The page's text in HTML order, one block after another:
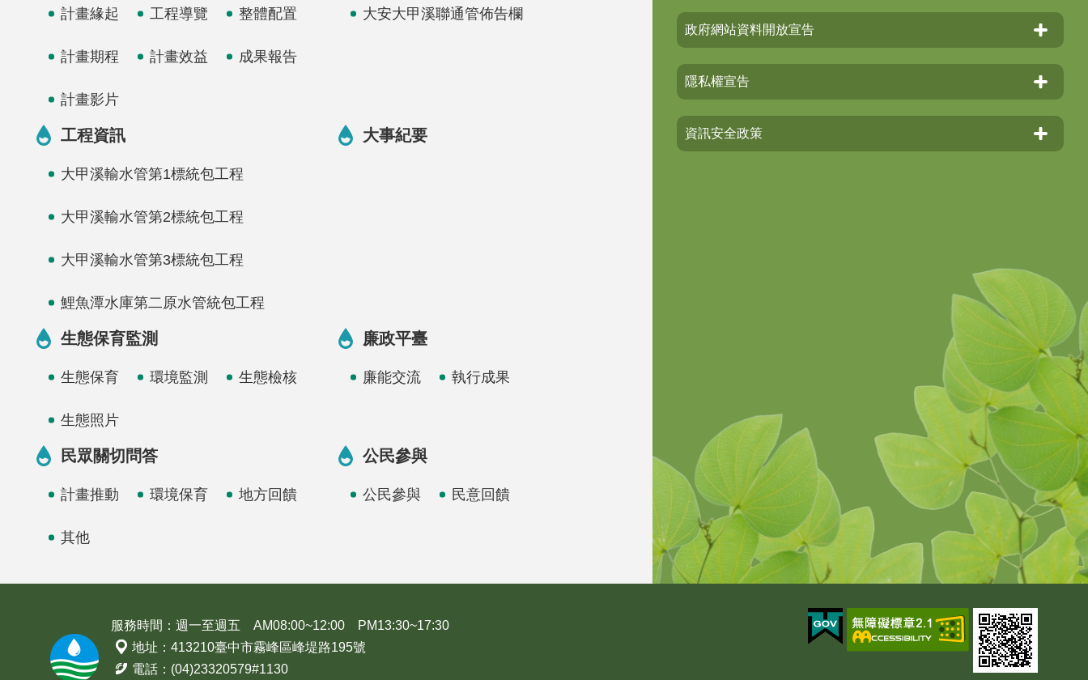
計畫緣起 工程導覽 整體配置
計畫期程 計畫效益 成果報告
計畫影片
大安大甲溪聯通管佈告欄
工程資訊
大甲溪輸水管第1標統包工程
大甲溪輸水管第2標統包工程
大甲溪輸水管第3標統包工程
鯉魚潭水庫第二原水管統包工程
大事紀要
生態保育監測
生態保育 環境監測 生態檢核
生態照片
廉政平臺
廉能交流 執行成果
民眾關切問答
計畫推動 環境保育 地方回饋
其他
公民參與
公民參與 民意回饋
政府網站資料開放宣告
隱私權宣告
資訊安全政策
服務時間：週一至週五 AM08:00~12:00 PM13:30~17:30
地址：413210臺中市霧峰區峰堤路195號
電話：(04)23320579#1130